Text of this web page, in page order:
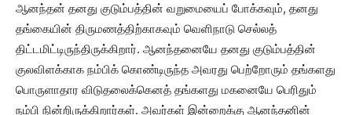
ஆனந்தன் தனது குடும்பத்தின் வறுமையைப் போக்கவும், தனது
தங்கையின் திருமணத்திற்காகவும் வெளிநாடு செல்லத்
திட்டமிட்டிருந்திருக்கிறார். ஆனந்தனையே தனது குடும்பத்தின்
குலவிளக்காக நம்பிக் கொண்டிருந்த அவரது பெற்றோரும் தங்களது
பொருளாதார விடுதலைக்கெனத் தங்களது மகனையே பெரிதும்
நம்பி நின்றிருக்கிறார்கள். அவர்கள் இன்றைக்கு ஆனந்தனின்